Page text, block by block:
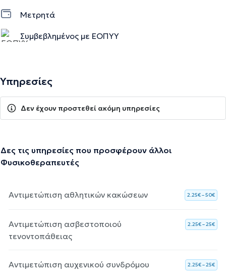
Μετρητά
Συμβεβλημένος με ΕΟΠΥΥ
Υπηρεσίες
Δεν έχουν προστεθεί ακόμη υπηρεσίες
Δες τις υπηρεσίες που προσφέρουν άλλοι
Φυσικοθεραπευτές
Αντιμετώπιση αθλητικών κακώσεων 2.25€ – 50€
Αντιμετώπιση ασβεστοποιού
τενοντοπάθειας
2.25€ – 25€
Αντιμετώπιση αυχενικού συνδρόμου 2.25€ – 25€